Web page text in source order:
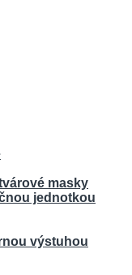
masky
jednotkou
výstuhou